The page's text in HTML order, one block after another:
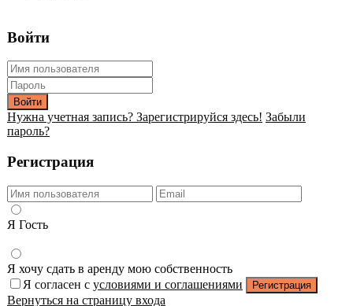
Войти
Войти
Нужна учетная запись? Зарегистрируйся здесь! Забыли
пароль?
Регистрация
Я Гость
Я хочу сдать в аренду мою собственность
Я согласен с условиями и соглашениями Регистрация
Вернуться на страницу входа